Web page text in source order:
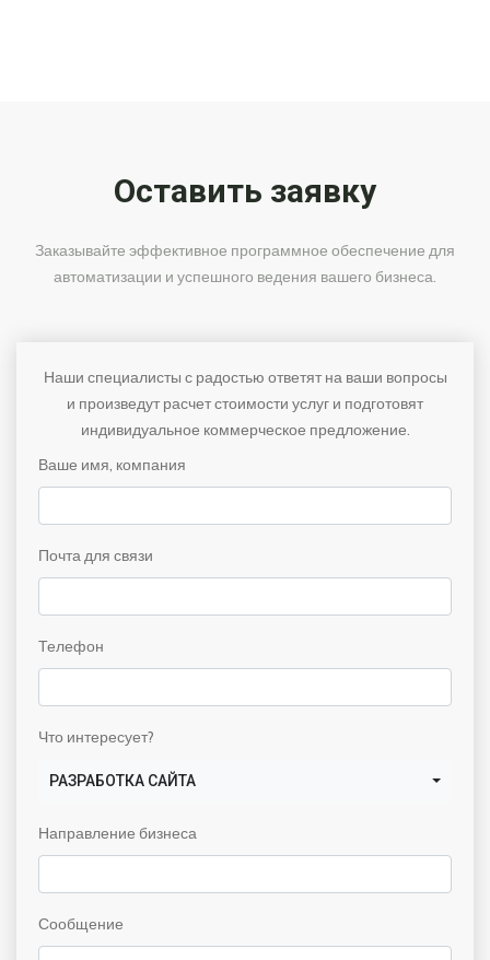
Оставить заявку
Заказывайте эффективное программное обеспечение для
автоматизации и успешного ведения вашего бизнеса.
Наши специалисты с радостью ответят на ваши вопросы
и произведут расчет стоимости услуг и подготовят
индивидуальное коммерческое предложение.
Ваше имя, компания
Почта для связи
Телефон
Что интересует?
РАЗРАБОТКА САЙТА
Направление бизнеса
Сообщение